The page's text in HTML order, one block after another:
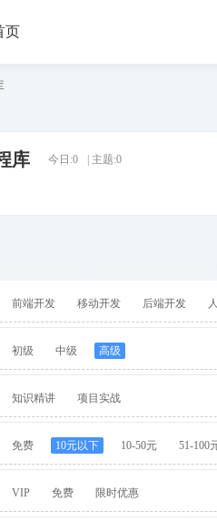
页
库 今日:0 主题:0
前端开发 移动开发 后端开发
初级 中级 高级
知识精讲 项目实战
免费 10元以下 10-50元 51-100
VIP 免费 限时优惠